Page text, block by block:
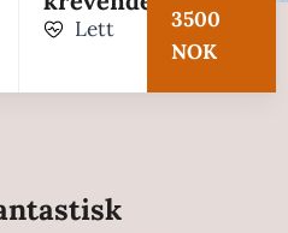
Lett
3500
NOK